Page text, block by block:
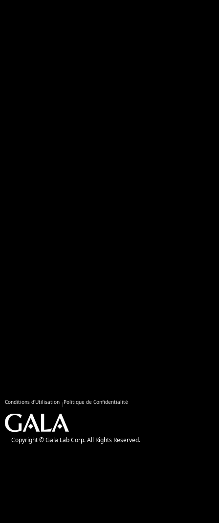
Conditions d'Utilisation Politique de Confidentialité
Copyright © Gala Lab Corp. All Rights Reserved.